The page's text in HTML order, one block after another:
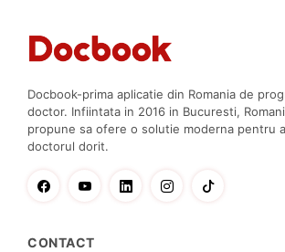
Docbook-prima aplicatie din Romania de
doctor. Infiintata in 2016 in Bucuresti,
propune sa ofere o solutie moderna pentru
doctorul dorit.
CONTACT